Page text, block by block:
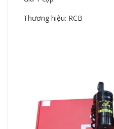
Thương hiệu: RCB